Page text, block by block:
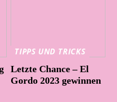
TIPPS UND TRICKS
Letzte Chance – El
Gordo 2023 gewinnen